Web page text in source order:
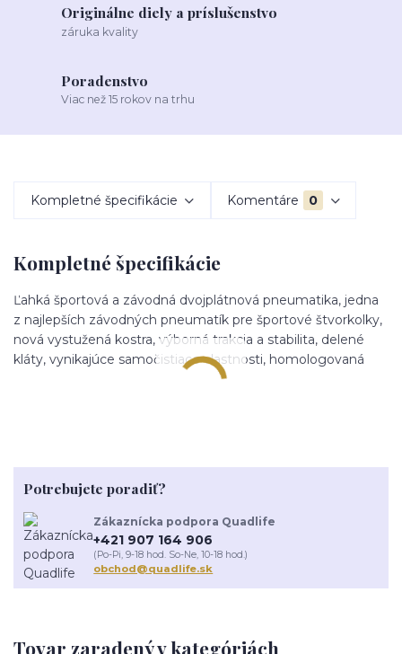
Originálne diely a príslušenstvo
záruka kvality
Poradenstvo
Viac než 15 rokov na trhu
Kompletné špecifikácie Komentáre 0
Kompletné špecifikácie
Ľahká športová a závodná dvojplátnová pneumatika, jedna
z najlepších závodných pneumatík pre športové štvorkolky,
nová vystužená kostra, výborná trakcia a stabilita, delené
kláty, vynikajúce samočistiace vlastnosti, homologovaná
Tovar zaradený v kategóriách
Potrebujete poradiť?
Zákaznícka podpora Quadlife
+421 907 164 906
(Po-Pi, 9-18 hod. So-Ne, 10-18 hod.)
obchod@quadlife.sk